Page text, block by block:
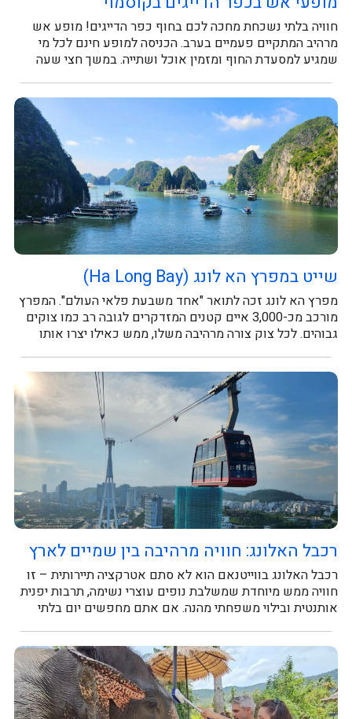
חוויה בלתי נשכחת מחכה לכם בחוף כפר הדייגים! מופע אש
מרהיב המתקיים פעמיים בערב. הכניסה למופע חינם לכל מי
שמגיע למסעדת החוף ומזמין אוכל ושתייה. במשך חצי שעה
שייט במפרץ הא לונג (Ha Long Bay)
מפרץ הא לונג זכה לתואר "אחד משבעת פלאי העולם". המפרץ
מורכב מכ-3,000 איים קטנים המזדקרים לגובה רב כמו צוקים
גבוהים. לכל צוק צורה מרהיבה משלו, ממש כאילו יצרו אותו
רכבל האלונג: חוויה מרהיבה בין שמיים לארץ
רכבל האלונג בווייטנאם הוא לא סתם אטרקציה תיירותית – זו
חוויה ממש מיוחדת שמשלבת נופים עוצרי נשימה, תרבות יפנית
אותנטית ובילוי משפחתי מהנה. אם אתם מחפשים יום בלתי